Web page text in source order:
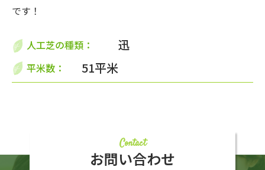
です！
人工芝の種類： 迅
平米数： 51平米
Contact
お問い合わせ